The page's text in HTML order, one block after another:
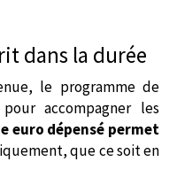
dans la durée
le programme de
accompagner les
euro dépensé permet
que ce soit en